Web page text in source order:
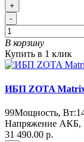
+
-
В корзину
Купить в 1 клик
ИБП ZOTA Matrix
99Мощность, Вт:
Напряжение АКБ,
31 490.00 р.